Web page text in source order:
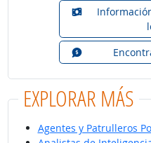
EXPLORAR MÁS
Agentes y Patrulleros